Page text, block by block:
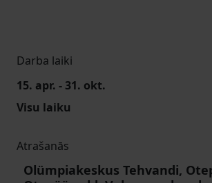
Darba laiki
15. apr. - 31. okt.
Visu laiku
Atrašanās
Olümpiakeskus Tehvandi,